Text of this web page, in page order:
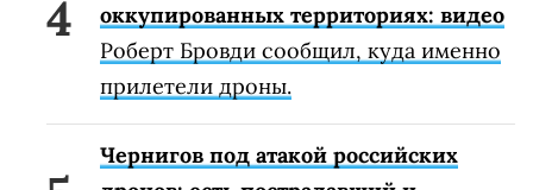
оккупированных территориях: видео
Роберт Бровди сообщил, куда именно
прилетели дроны.
Чернигов под атакой российских